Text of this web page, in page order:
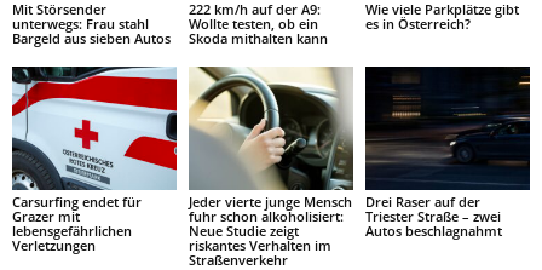
Mit Störsender
unterwegs: Frau stahl
Bargeld aus sieben Autos
222 km/h auf der A9:
Wollte testen, ob ein
Skoda mithalten kann
Wie viele Parkplätze gibt
es in Österreich?
Carsurfing endet für
Grazer mit
lebensgefährlichen
Verletzungen
Jeder vierte junge Mensch
fuhr schon alkoholisiert:
Neue Studie zeigt
riskantes Verhalten im
Straßenverkehr
Drei Raser auf der
Triester Straße – zwei
Autos beschlagnahmt